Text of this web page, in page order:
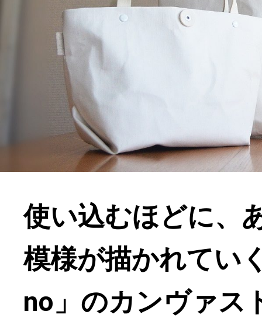
使い込むほどに、
模様が描かれてい
no」のカンヴァス